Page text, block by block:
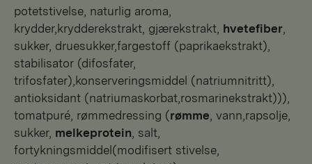
potetstivelse, naturlig aroma,
krydder,krydderekstrakt, gjærekstrakt, hvetefiber,
sukker, druesukker,fargestoff (paprikaekstrakt),
stabilisator (difosfater,
trifosfater),konserveringsmiddel (natriumnitritt),
antioksidant (natriumaskorbat,rosmarinekstrakt))),
tomatpuré, rømmedressing (rømme, vann,rapsolje,
sukker, melkeprotein, salt,
fortykningsmiddel(modifisert stivelse,